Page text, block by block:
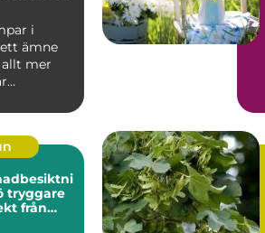
i
ämne
mer
från